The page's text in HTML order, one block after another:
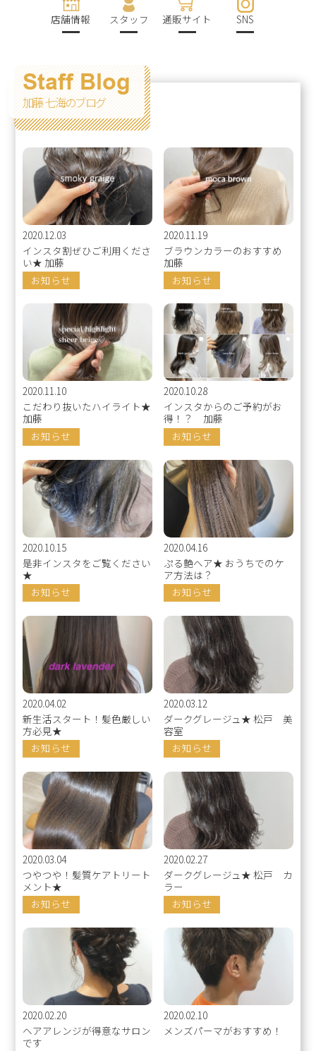
店舗情報 スタッフ 通販サイト SNS
Staff Blog
加藤 七海のブログ
2020.12.03
インスタ割ぜひご利用くださ
い★ 加藤
お知らせ
2020.11.19
ブラウンカラーのおすすめ
加藤
お知らせ
2020.11.10
こだわり抜いたハイライト★
加藤
お知らせ
2020.10.28
インスタからのご予約がお
得！？ 加藤
お知らせ
2020.10.15
是非インスタをご覧ください
★
お知らせ
2020.04.16
ぷる艶ヘア★ おうちでのケ
ア方法は？
お知らせ
2020.04.02
新生活スタート！髪色厳しい
方必見★
お知らせ
2020.03.12
ダークグレージュ★ 松戸 美
容室
お知らせ
2020.03.04
つやつや！髪質ケアトリート
メント★
お知らせ
2020.02.27
ダークグレージュ★ 松戸 カ
ラー
お知らせ
2020.02.20
ヘアアレンジが得意なサロン
です
2020.02.10
メンズパーマがおすすめ！